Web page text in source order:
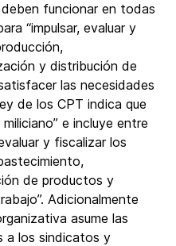
funcionar en todas
“impulsar, evaluar y
y distribución de
las necesidades
de los CPT indica que
e incluye entre
y fiscalizar los
de productos y
Adicionalmente
asume las
a los sindicatos y